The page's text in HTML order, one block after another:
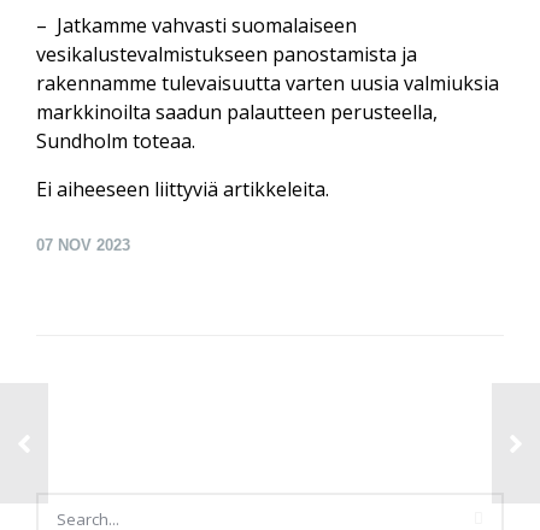
– Jatkamme vahvasti suomalaiseen
vesikalustevalmistukseen panostamista ja
rakennamme tulevaisuutta varten uusia valmiuksia
markkinoilta saadun palautteen perusteella,
Sundholm toteaa.
Ei aiheeseen liittyviä artikkeleita.
07 NOV 2023